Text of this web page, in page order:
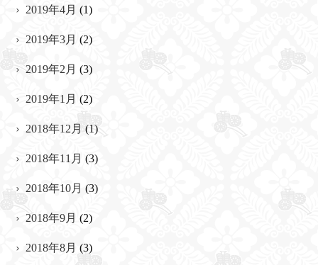
2019年4月 (1)
2019年3月 (2)
2019年2月 (3)
2019年1月 (2)
2018年12月 (1)
2018年11月 (3)
2018年10月 (3)
2018年9月 (2)
2018年8月 (3)